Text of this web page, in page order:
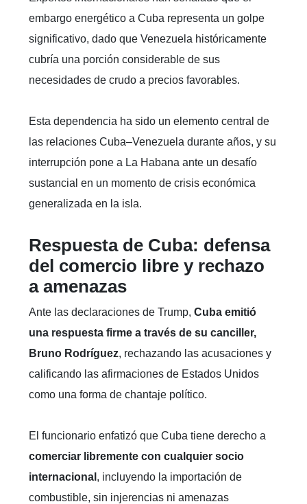
embargo energético a Cuba representa un golpe
significativo, dado que Venezuela históricamente
cubría una porción considerable de sus
necesidades de crudo a precios favorables.
Esta dependencia ha sido un elemento central de
las relaciones Cuba–Venezuela durante años, y su
interrupción pone a La Habana ante un desafío
sustancial en un momento de crisis económica
generalizada en la isla.
Respuesta de Cuba: defensa
del comercio libre y rechazo
a amenazas
Ante las declaraciones de Trump, Cuba emitió
una respuesta firme a través de su canciller,
Bruno Rodríguez, rechazando las acusaciones y
calificando las afirmaciones de Estados Unidos
como una forma de chantaje político.
El funcionario enfatizó que Cuba tiene derecho a
comerciar libremente con cualquier socio
internacional , incluyendo la importación de
combustible, sin injerencias ni amenazas